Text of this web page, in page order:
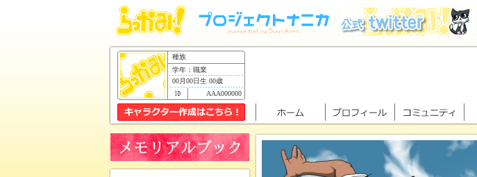
種族
学年：職業
00月00日生 00歳
AAA000000